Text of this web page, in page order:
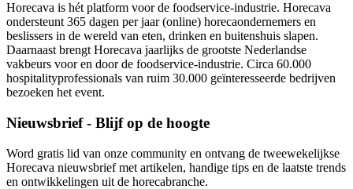
Horecava is hét platform voor de foodservice-industrie. Horecava
ondersteunt 365 dagen per jaar (online) horecaondernemers en
beslissers in de wereld van eten, drinken en buitenshuis slapen.
Daarnaast brengt Horecava jaarlijks de grootste Nederlandse
vakbeurs voor en door de foodservice-industrie. Circa 60.000
hospitalityprofessionals van ruim 30.000 geïnteresseerde bedrijven
bezoeken het event.
Nieuwsbrief - Blijf op de hoogte
Word gratis lid van onze community en ontvang de tweewekelijkse
Horecava nieuwsbrief met artikelen, handige tips en de laatste trends
en ontwikkelingen uit de horecabranche.